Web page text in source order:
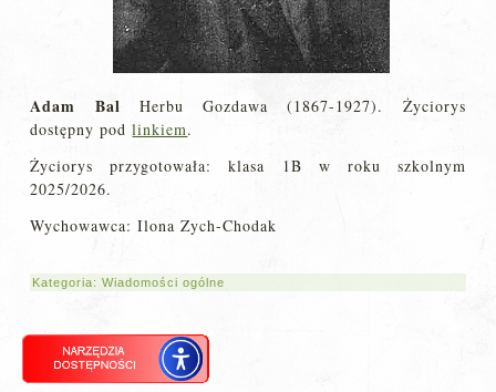
Adam Bal Herbu Gozdawa (1867-1927). Życiorys
dostępny podlinkiem.
Życiorys przygotowała: klasa 1B w roku szkolnym
2025/2026.
Wychowawca: Ilona Zych-Chodak
Kategoria:Wiadomości ogólne